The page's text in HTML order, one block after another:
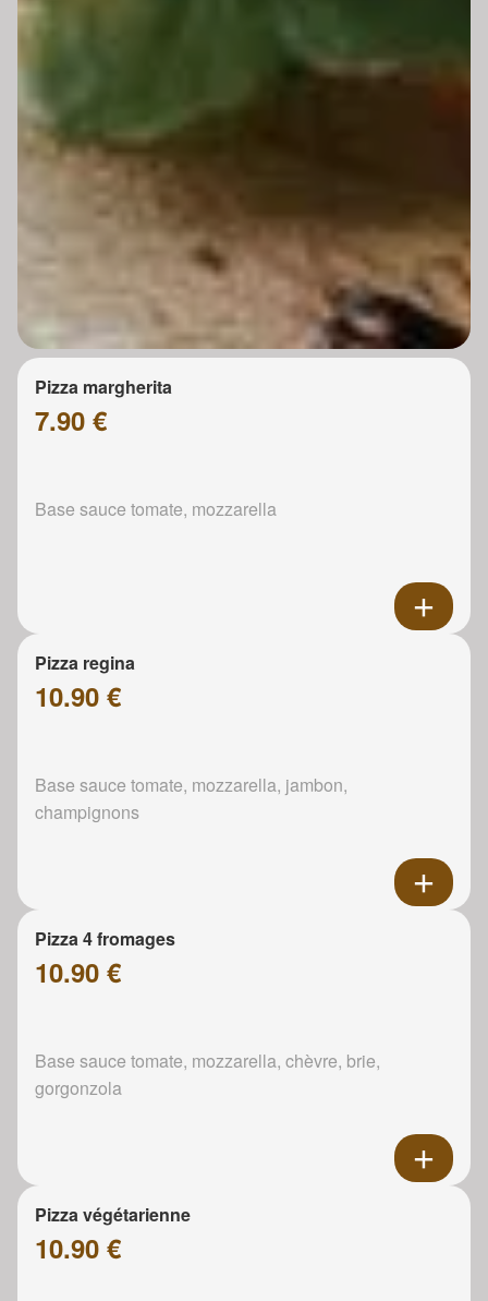
Pizza margherita
7.90 €
Base sauce tomate, mozzarella
Pizza regina
10.90 €
Base sauce tomate, mozzarella, jambon,
champignons
Pizza 4 fromages
10.90 €
Base sauce tomate, mozzarella, chèvre, brie,
gorgonzola
Pizza végétarienne
10.90 €